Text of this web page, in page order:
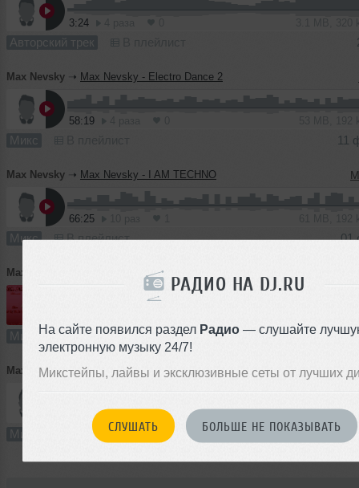
РАДИО НА DJ.RU
На сайте появился раздел Радио — слушайте
электронную музыку 24/7!
Микстейпы, лайвы и эксклюзивные сеты от лучших
СЛУШАТЬ БОЛЬШЕ НЕ ПОКАЗЫВАТЬ
3:24
Авторский трек
Max Nevsky ➝ Max Nevsky - Electro Dance 2
58:19
Микс 11
Max Nevsky ➝ Max Nevsky - I AM TECHNO
66:25
Микс В плейлист 01
Max Nevsky Max Nevsky - Love S.U.C.K.S
Микс В плейлист 31
Max Nevsky ➝Max Nevsky - Ready For Night
56:00 4 51 MB,
Микс В плейлист